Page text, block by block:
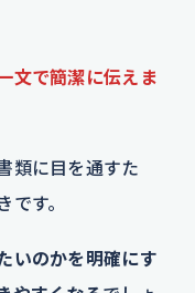
文で簡潔に伝えま
類に目を通すた
す。
いのかを明確にす